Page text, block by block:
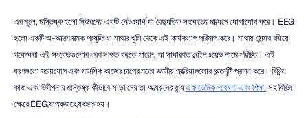
এর মূলে, মস্তিষ্ক হলো নিউরনের একটি নেটওয়ার্ক যা বৈদ্যুতিক সংকেতের মাধ্যমে যোগাযোগ করে। EEG
হলো একটি অ-আক্রমণাত্মক প্রযুক্তি যা মাথার খুলি থেকে এই কার্যকলাপ পরিমাপ করে। মাথায় সেন্সর বসিয়ে
গবেষকরা এই সংকেতগুলোর ধরণ সনাক্ত করতে পারেন, যা সাধারণত ব্রেইনওয়েভ নামে পরিচিত। এই
ধরণগুলো মনোযোগ এবং মানসিক কাজের চাপের মতো জ্ঞানীয় প্রক্রিয়াগুলোর অন্তর্দৃষ্টি প্রদান করে। বিভিন্ন
কাজ এবং উদ্দীপনায় মস্তিষ্ক কীভাবে সাড়া দেয় তা অধ্যয়নের জন্য একাডেমিক গবেষণা এবং শিক্ষা সহ বিভিন্ন
ক্ষেত্রে EEG ব্যাপকভাবে ব্যবহৃত হয়।